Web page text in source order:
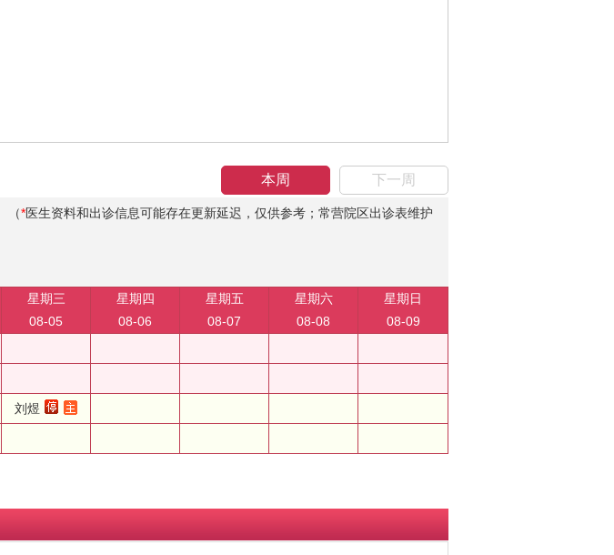
本周 下一周
（*医生资料和出诊信息可能存在更新延迟，仅供参考；常营院区出诊表维护
星期三
08-05
星期四
08-06
星期五
08-07
星期六
08-08
星期日
08-09
刘煜